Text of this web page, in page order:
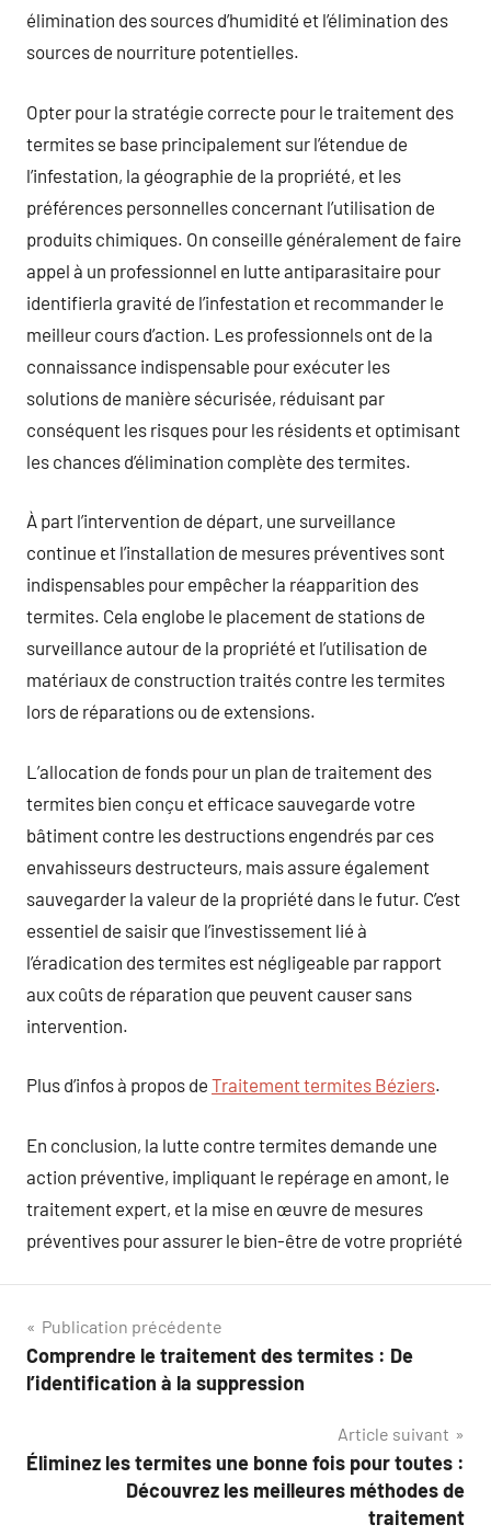
élimination des sources d’humidité et l’élimination des
sources de nourriture potentielles.
Opter pour la stratégie correcte pour le traitement des
termites se base principalement sur l’étendue de
l’infestation, la géographie de la propriété, et les
préférences personnelles concernant l’utilisation de
produits chimiques. On conseille généralement de faire
appel à un professionnel en lutte antiparasitaire pour
identifierla gravité de l’infestation et recommander le
meilleur cours d’action. Les professionnels ont de la
connaissance indispensable pour exécuter les
solutions de manière sécurisée, réduisant par
conséquent les risques pour les résidents et optimisant
les chances d’élimination complète des termites.
À part l’intervention de départ, une surveillance
continue et l’installation de mesures préventives sont
indispensables pour empêcher la réapparition des
termites. Cela englobe le placement de stations de
surveillance autour de la propriété et l’utilisation de
matériaux de construction traités contre les termites
lors de réparations ou de extensions.
L’allocation de fonds pour un plan de traitement des
termites bien conçu et efficace sauvegarde votre
bâtiment contre les destructions engendrés par ces
envahisseurs destructeurs, mais assure également
sauvegarder la valeur de la propriété dans le futur. C’est
essentiel de saisir que l’investissement lié à
l’éradication des termites est négligeable par rapport
aux coûts de réparation que peuvent causer sans
intervention.
Plus d’infos à propos de Traitement termites Béziers.
En conclusion, la lutte contre termites demande une
action préventive, impliquant le repérage en amont, le
traitement expert, et la mise en œuvre de mesures
préventives pour assurer le bien-être de votre propriété
Navigation
de
Publication précédente
Comprendre le traitement des termites : De
l’identification à la suppression
Article suivant
Éliminez les termites une bonne fois pour toutes :
Découvrez les meilleures méthodes de
traitement